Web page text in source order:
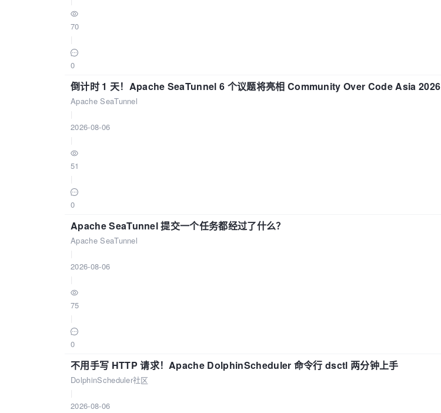
70
0
倒计时 1 天！Apache SeaTunnel 6 个议题将亮相 Community Over Code Asia 2026
Apache SeaTunnel
2026-08-06
51
0
Apache SeaTunnel 提交一个任务都经过了什么？
Apache SeaTunnel
2026-08-06
75
0
不用手写 HTTP 请求！Apache DolphinScheduler 命令行 dsctl 两分钟上手
DolphinScheduler社区
2026-08-06